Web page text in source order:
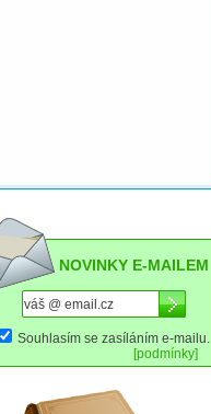
NOVINKY E-MAILEM
Souhlasím se zasíláním e-mailu.
[podmínky]